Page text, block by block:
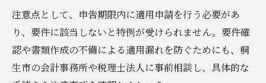
注意点として、申告期限内に適用申請を行う必要があ
り、要件に該当しないと特例が受けられません。要件確
認や書類作成の不備による適用漏れを防ぐためにも、桐
生市の会計事務所や税理士法人に事前相談し、具体的な